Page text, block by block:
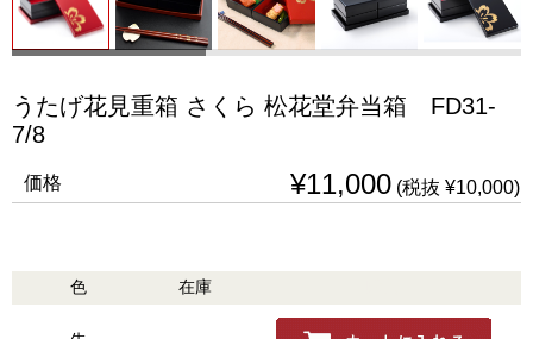
うたげ花見重箱 さくら 松花堂弁当箱 FD31-
7/8
価格 ¥11,000 (税抜 ¥10,000)
色 在庫